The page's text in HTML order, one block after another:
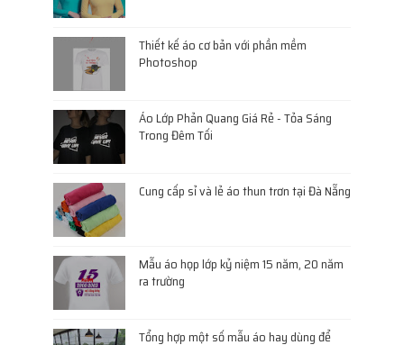
Thiết kế áo cơ bản với phần mềm
Photoshop
Áo Lớp Phản Quang Giá Rẻ - Tỏa Sáng
Trong Đêm Tối
Cung cấp sỉ và lẻ áo thun trơn tại Đà Nẵng
Mẫu áo họp lớp kỷ niệm 15 năm, 20 năm
ra trường
Tổng hợp một số mẫu áo hay dùng để